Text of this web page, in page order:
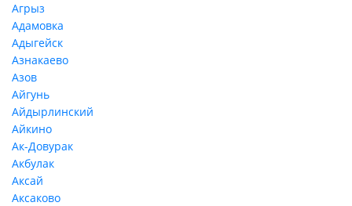
Агрыз
Адамовка
Адыгейск
Азнакаево
Азов
Айгунь
Айдырлинский
Айкино
Ак-Довурак
Акбулак
Аксай
Аксаково